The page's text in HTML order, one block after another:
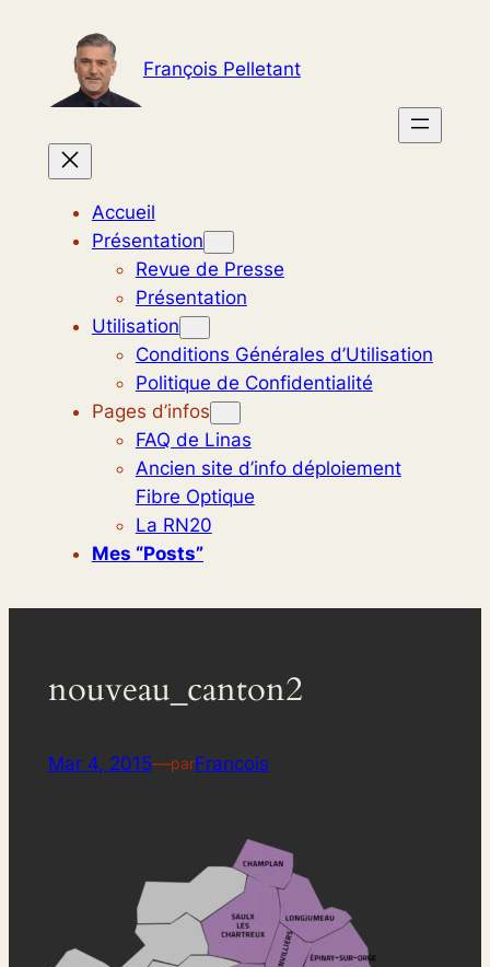
contenu
François Pelletant
Accueil
Présentation
Revue de Presse
Présentation
Utilisation
Conditions Générales d’Utilisation
Politique de Confidentialité
Pages d’infos
FAQ de Linas
Ancien site d’info déploiement
Fibre Optique
La RN20
Mes “posts”
nouveau_canton2
Mar 4, 2015—parFrancois